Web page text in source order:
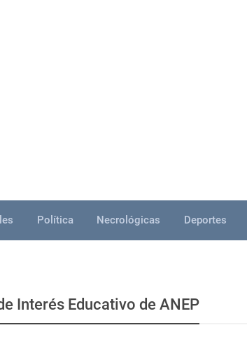
Política Necrológicas Deportes
Interés Educativo de ANEP